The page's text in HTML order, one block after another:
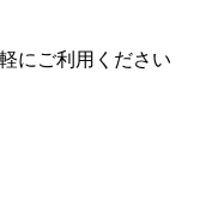
にご利用ください